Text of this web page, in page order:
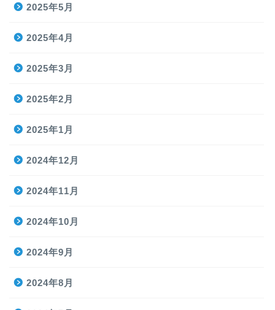
2025年5月
2025年4月
2025年3月
2025年2月
2025年1月
2024年12月
2024年11月
2024年10月
2024年9月
2024年8月